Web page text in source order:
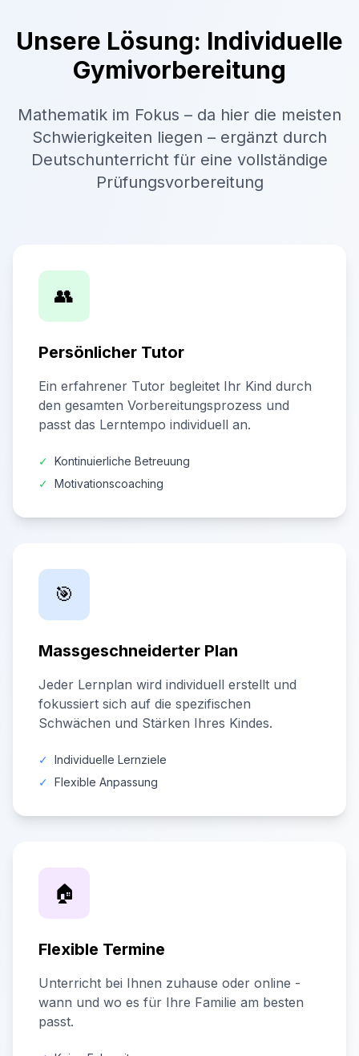
Unsere Lösung: Individuelle
Gymivorbereitung
Mathematik im Fokus – da hier die meisten
Schwierigkeiten liegen – ergänzt durch
Deutschunterricht für eine vollständige
Prüfungsvorbereitung
👥
Persönlicher Tutor
Ein erfahrener Tutor begleitet Ihr Kind durch
den gesamten Vorbereitungsprozess und
passt das Lerntempo individuell an.
✓ Kontinuierliche Betreuung
✓ Motivationscoaching
🎯
Massgeschneiderter Plan
Jeder Lernplan wird individuell erstellt und
fokussiert sich auf die spezifischen
Schwächen und Stärken Ihres Kindes.
✓ Individuelle Lernziele
✓ Flexible Anpassung
🏠
Flexible Termine
Unterricht bei Ihnen zuhause oder online -
wann und wo es für Ihre Familie am besten
passt.